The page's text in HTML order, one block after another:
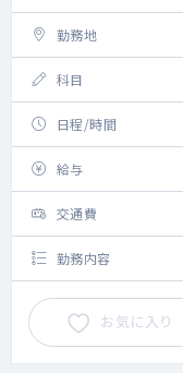
勤務地
科目
日程/時間
給与
交通費
勤務内容
お気に入り